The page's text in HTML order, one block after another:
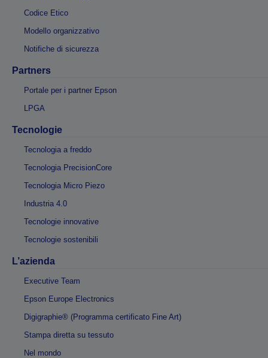
Codice Etico
Modello organizzativo
Notifiche di sicurezza
Partners
Portale per i partner Epson
LPGA
Tecnologie
Tecnologia a freddo
Tecnologia PrecisionCore
Tecnologia Micro Piezo
Industria 4.0
Tecnologie innovative
Tecnologie sostenibili
L’azienda
Executive Team
Epson Europe Electronics
Digigraphie® (Programma certificato Fine Art)
Stampa diretta su tessuto
Nel mondo